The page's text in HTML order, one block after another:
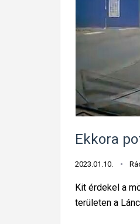
Ekkora
2023.01.10.
Kit érdekel a
területen a